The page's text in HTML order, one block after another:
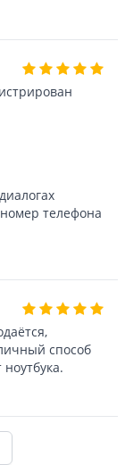
телефона
способ